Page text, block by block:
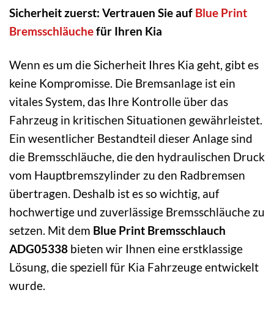
Sicherheit zuerst: Vertrauen Sie auf Blue Print
Bremsschläuchefür Ihren Kia
Wenn es um die Sicherheit Ihres Kia geht, gibt es
keine Kompromisse. Die Bremsanlage ist ein
vitales System, das Ihre Kontrolle über das
Fahrzeug in kritischen Situationen gewährleistet.
Ein wesentlicher Bestandteil dieser Anlage sind
die Bremsschläuche, die den hydraulischen Druck
vom Hauptbremszylinder zu den Radbremsen
übertragen. Deshalb ist es so wichtig, auf
hochwertige und zuverlässige Bremsschläuche zu
setzen. Mit dem Blue Print Bremsschlauch
ADG05338 bieten wir Ihnen eine erstklassige
Lösung, die speziell für Kia Fahrzeuge entwickelt
wurde.